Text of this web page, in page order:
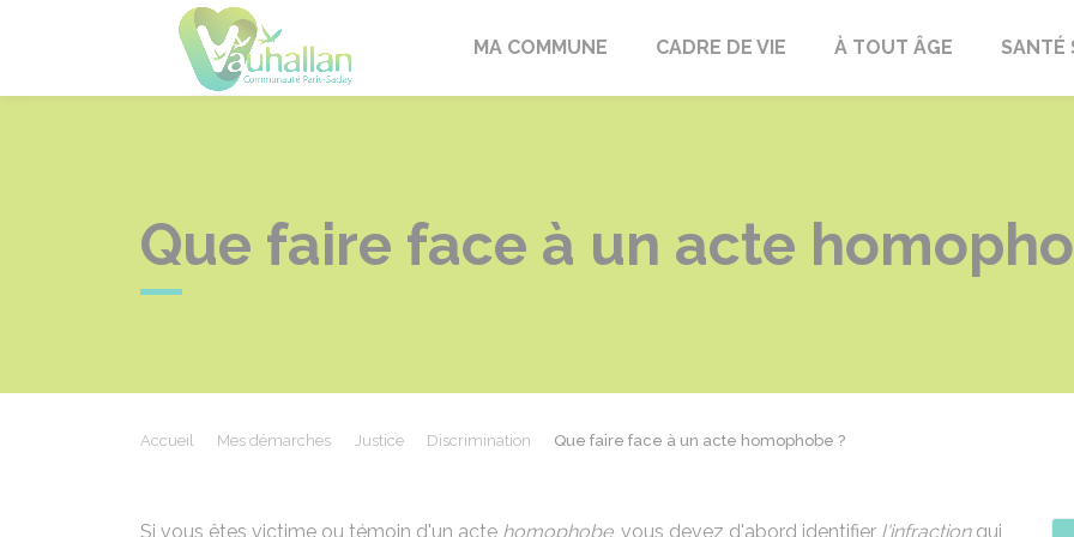
VauhallanMA COMMUNE CADRE DE VIE À TOUT ÂGE SANTÉ
Que faire face à un acte
Accueil Mes démarches Justice Discrimination Que faire face à un acte homophobe ?
Si vous êtes victime ou témoin d'un acte homophobe, vous devez d'abord identifier l'infractionqui